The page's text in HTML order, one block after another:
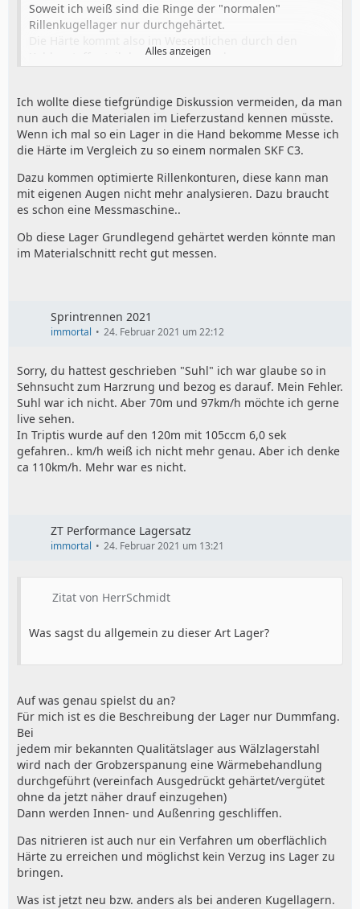
Soweit ich weiß sind die Ringe der "normalen"
Rillenkugellager nur durchgehärtet.
Kohlenstoffanteil des Stahls zustande.
Ich gehe davon aus, dass sie ebenfalls durchgehärtet
sind und im Anschluss zusätzlich noch nitriert werden
(vor dem Schleifen/Polieren).
Durch den Eintrag von Stickstoff lässt sich somit die
Oberflächenhärte noch weiter steigern (mehr HRC).
Auch bekommt der Stahl durch das Nitrieren bessere
tribologische Eigenschaften (Reibung, Verschleiß).
In der Summe bekommt man ein Lager was eine höhere
Tragfähigkeit, weniger Verschleiß und etwas weniger
Reibung hat.
Die Einengung der C3-Toleranz ist auch nicht schlecht,
da die Toleranzfelder der Lagerluftklassen laut Norm
sehr breit sind.
mäßig getunt) braucht, wage ich zu bezweifeln.
Alles anzeigen
Ich wollte diese tiefgründige Diskussion vermeiden, da man
nun auch die Materialen im Lieferzustand kennen müsste.
Wenn ich mal so ein Lager in die Hand bekomme Messe ich
die Härte im Vergleich zu so einem normalen SKF C3.
Dazu kommen optimierte Rillenkonturen, diese kann man
mit eigenen Augen nicht mehr analysieren. Dazu braucht
es schon eine Messmaschine..
Ob diese Lager Grundlegend gehärtet werden könnte man
im Materialschnitt recht gut messen.
Sprintrennen 2021
immortal 24. Februar 2021 um 22:12
Sorry, du hattest geschrieben "Suhl" ich war glaube so in
Sehnsucht zum Harzrung und bezog es darauf. Mein Fehler.
Suhl war ich nicht. Aber 70m und 97km/h möchte ich gerne
live sehen.
In Triptis wurde auf den 120m mit 105ccm 6,0 sek
gefahren.. km/h weiß ich nicht mehr genau. Aber ich denke
ca 110km/h. Mehr war es nicht.
ZT Performance Lagersatz
immortal 24. Februar 2021 um 13:21
Zitat von HerrSchmidt
Was sagst du allgemein zu dieser Art Lager?
Auf was genau spielst du an?
Für mich ist es die Beschreibung der Lager nur Dummfang.
Bei
jedem mir bekannten Qualitätslager aus Wälzlagerstahl
wird nach der Grobzerspanung eine Wärmebehandlung
durchgeführt (vereinfach Ausgedrückt gehärtet/vergütet
ohne da jetzt näher drauf einzugehen)
Dann werden Innen- und Außenring geschliffen.
Das nitrieren ist auch nur ein Verfahren um oberflächlich
Härte zu erreichen und möglichst kein Verzug ins Lager zu
bringen.
Was ist jetzt neu bzw. anders als bei anderen Kugellagern.